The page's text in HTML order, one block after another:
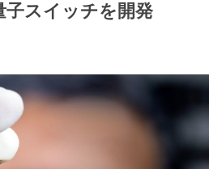
スイッチを開発